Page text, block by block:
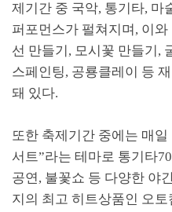
제기간 중 국악, 통기타, 마
퍼포먼스가 펄쳐지며 , 이와
선 만들기 , 모시꽃 만들기 ,
스페인팅, 공룡클레이 등
돼 있다.
또한 축제기간 중에는 매일
서트”라는 테마로 통기타
공연, 불꽃쇼 등 다양한 야
지의 최고 히트상품인 오